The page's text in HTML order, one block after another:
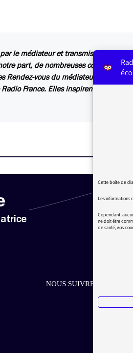
le médiateur et transmis au service
part, de nombreuses contributions
Rendez-vous du médiateur ou dans
France. Elles inspirent également
NOUS SUIVRE SUR LES
Aller sur la
Aller sur
Aller
Cette boîte de
Les informations
Cependant,
ne doit être
de santé, vos